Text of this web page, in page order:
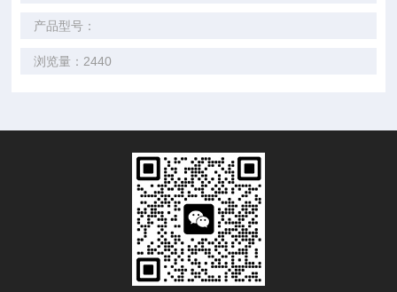
产品型号：
浏览量：2440